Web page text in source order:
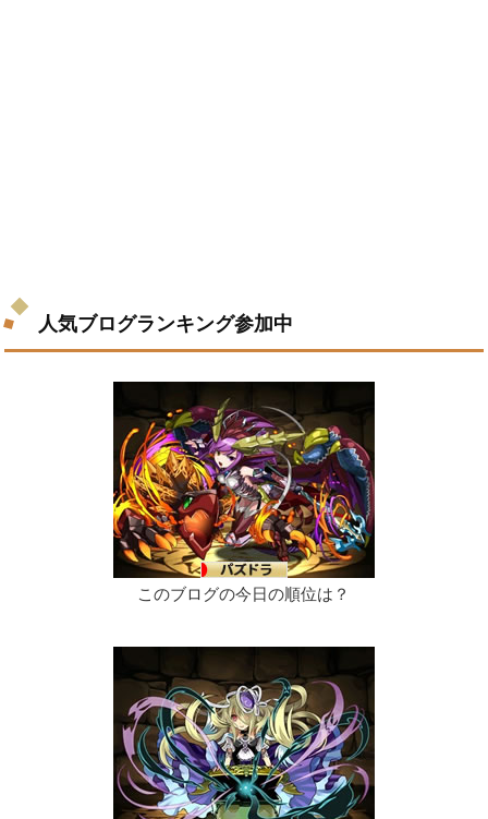
人気ブログランキング参加中
このブログの今日の順位は？